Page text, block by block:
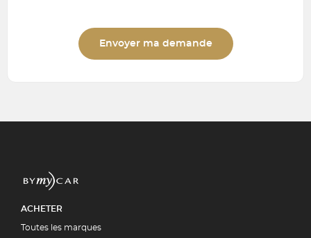
Envoyer ma demande
ACHETER
Toutes les marques